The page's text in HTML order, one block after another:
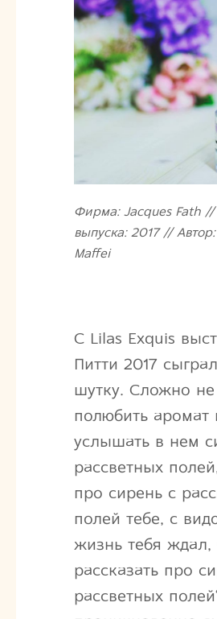
Фирма: Jacques Fath //
выпуска: 2017 //
Maffei
С Lilas Exquis
Питти 2017
шутку. Сложно не
полюбить аромат
услышать в нем
рассветных
про сирень с
полей тебе, с
жизнь тебя ждал,
рассказать про
рассветных